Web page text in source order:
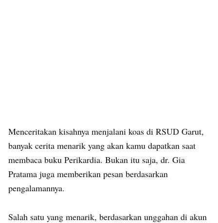
Menceritakan kisahnya menjalani koas di RSUD Garut,
banyak cerita menarik yang akan kamu dapatkan saat
membaca buku Perikardia. Bukan itu saja, dr. Gia
Pratama juga memberikan pesan berdasarkan
pengalamannya.
Salah satu yang menarik, berdasarkan unggahan di akun